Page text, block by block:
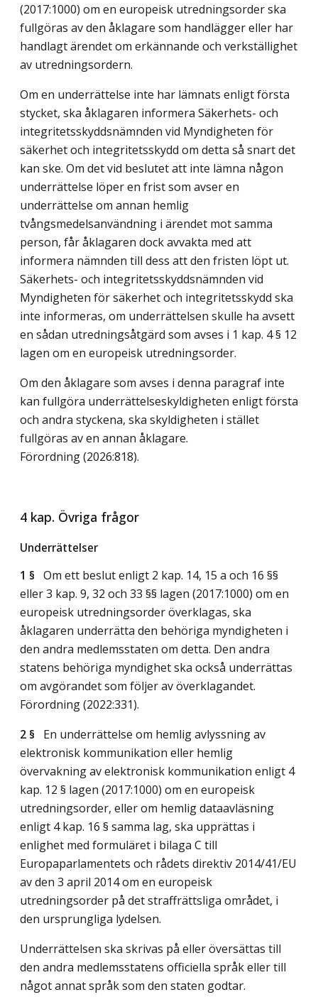
(2017:1000) om en europeisk utredningsorder ska
fullgöras av den åklagare som handlägger eller har
handlagt ärendet om erkännande och verkställighet
av utredningsordern.
Om en underrättelse inte har lämnats enligt första
stycket, ska åklagaren informera Säkerhets- och
integritetsskyddsnämnden vid Myndigheten för
säkerhet och integritetsskydd om detta så snart det
kan ske. Om det vid beslutet att inte lämna någon
underrättelse löper en frist som avser en
underrättelse om annan hemlig
tvångsmedelsanvändning i ärendet mot samma
person, får åklagaren dock avvakta med att
informera nämnden till dess att den fristen löpt ut.
Säkerhets- och integritetsskyddsnämnden vid
Myndigheten för säkerhet och integritetsskydd ska
inte informeras, om underrättelsen skulle ha avsett
en sådan utredningsåtgärd som avses i 1 kap. 4 § 12
lagen om en europeisk utredningsorder.
Om den åklagare som avses i denna paragraf inte
kan fullgöra underrättelseskyldigheten enligt första
och andra styckena, ska skyldigheten i stället
fullgöras av en annan åklagare.
Förordning (2026:818).
4 kap. Övriga frågor
Underrättelser
1 § Om ett beslut enligt 2 kap. 14, 15 a och 16 §§
eller 3 kap. 9, 32 och 33 §§ lagen (2017:1000) om en
europeisk utredningsorder överklagas, ska
åklagaren underrätta den behöriga myndigheten i
den andra medlemsstaten om detta. Den andra
statens behöriga myndighet ska också underrättas
om avgörandet som följer av överklagandet.
Förordning (2022:331).
2 § En underrättelse om hemlig avlyssning av
elektronisk kommunikation eller hemlig
övervakning av elektronisk kommunikation enligt 4
kap. 12 § lagen (2017:1000) om en europeisk
utredningsorder, eller om hemlig dataavläsning
enligt 4 kap. 16 § samma lag, ska upprättas i
enlighet med formuläret i bilaga C till
Europaparlamentets och rådets direktiv 2014/41/EU
av den 3 april 2014 om en europeisk
utredningsorder på det straffrättsliga området, i
den ursprungliga lydelsen.
Underrättelsen ska skrivas på eller översättas till
den andra medlemsstatens officiella språk eller till
något annat språk som den staten godtar.